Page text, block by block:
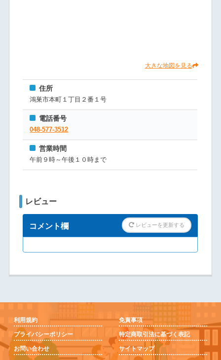
大きな地図を見る
住所
鴻巣市本町１丁目２番１号
電話番号
048-577-3512
営業時間
午前９時～午後１０時まで
レビュー
コメント欄 レビューを更新する
利用規約 免責事項
プライバシーポリシー 特定商取引法に基づく表記
お問い合わせ サイトマップ